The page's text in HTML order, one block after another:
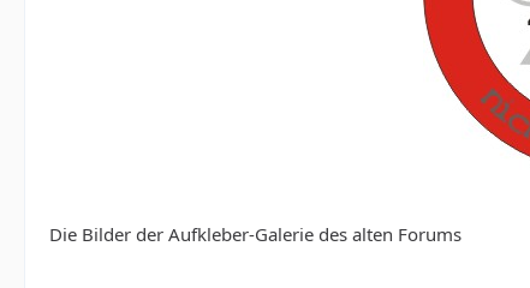
Die Bilder der Aufkleber-Galerie des alten Forums